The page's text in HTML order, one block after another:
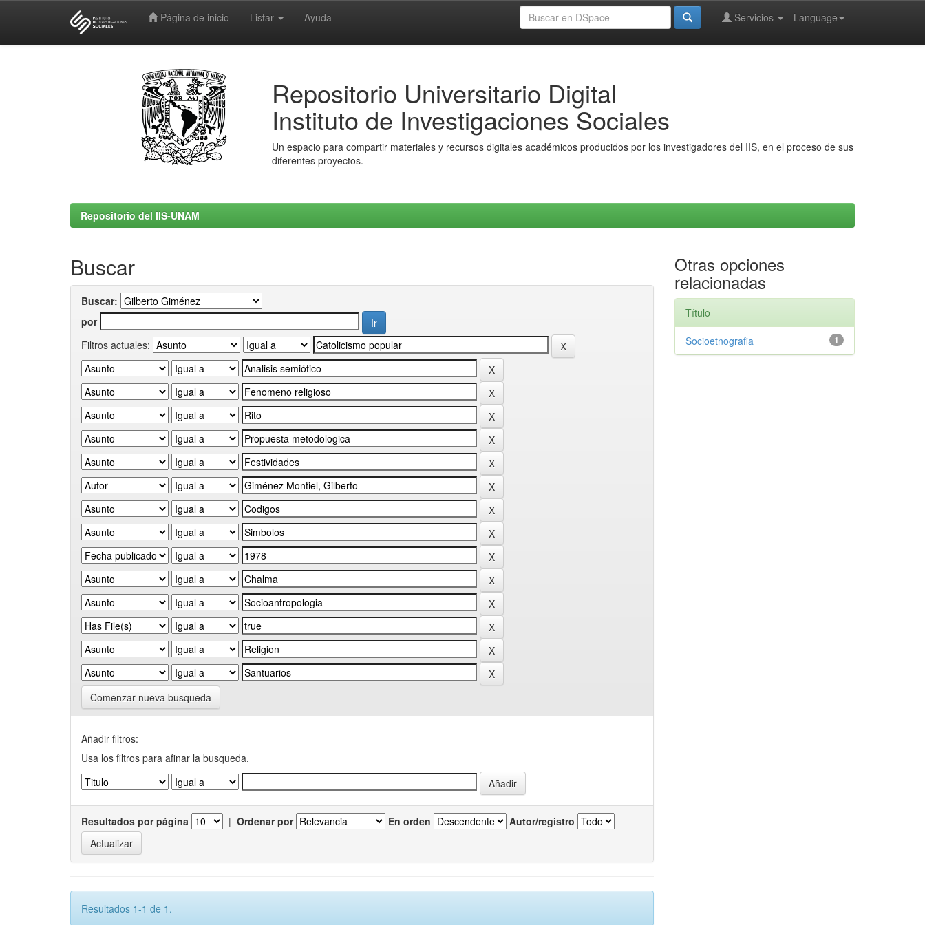
Página de inicio Listar Ayuda Language
Servicios
Repositorio Universitario Digital
Instituto de Investigaciones Sociales
Un espacio para compartir materiales y recursos digitales académicos producidos por los investigadores del IIS, en el proceso de sus
diferentes proyectos.
Repositorio del IIS-UNAM
Buscar
Buscar:
por
Filtros actuales:
Comenzar nueva busqueda
Añadir filtros:
Usa los filtros para afinar la busqueda.
Resultados por página | Ordenar por En orden Autor/registro
Resultados 1-1 de 1.
Otras opciones
relacionadas
Título
1
Socioetnografia